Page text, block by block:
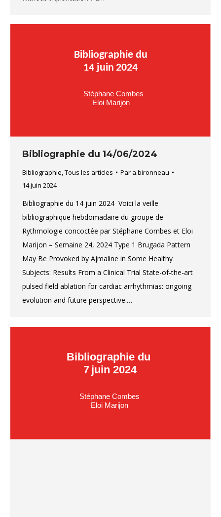
Bibliographie du 14/06/2024
Bibliographie Tous les articles Par a.bironneau
14 juin 2024
Bibliographie du 14 juin 2024 Voici la veille
bibliographique hebdomadaire du groupe de
Rythmologie concoctée par Stéphane Combes et Eloi
Marijon – Semaine 24, 2024 Type 1 Brugada Pattern
May Be Provoked by Ajmaline in Some Healthy
Subjects: Results From a Clinical Trial State-of-the-art
pulsed field ablation for cardiac arrhythmias: ongoing
evolution and future perspective.…